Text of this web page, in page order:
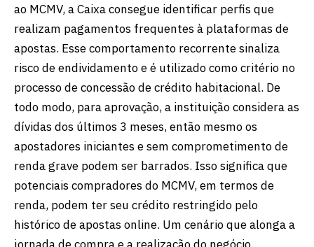
ao MCMV, a Caixa consegue identificar perfis que
realizam pagamentos frequentes à plataformas de
apostas. Esse comportamento recorrente sinaliza
risco de endividamento e é utilizado como critério no
processo de concessão de crédito habitacional. De
todo modo, para aprovação, a instituição considera as
dívidas dos últimos 3 meses, então mesmo os
apostadores iniciantes e sem comprometimento de
renda grave podem ser barrados. Isso significa que
potenciais compradores do MCMV, em termos de
renda, podem ter seu crédito restringido pelo
histórico de apostas online. Um cenário que alonga a